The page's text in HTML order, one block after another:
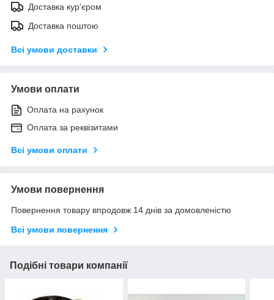
Доставка кур'єром
Доставка поштою
Всі умови доставки
Умови оплати
Оплата на рахунок
Оплата за реквізитами
Всі умови оплати
Умови повернення
Повернення товару впродовж 14 днів за домовленістю
Всі умови повернення
Подібні товари компанії